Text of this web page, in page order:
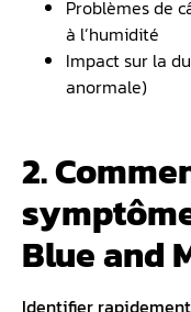
Problèmes de
à l’humidité
Impact sur la
anormale)
2.
Blue and
Identifier